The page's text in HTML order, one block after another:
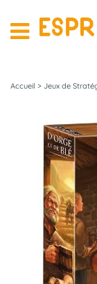
Accueil > Jeux de